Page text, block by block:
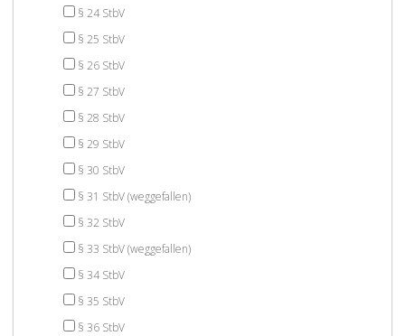
§ 24 StbV
§ 25 StbV
§ 26 StbV
§ 27 StbV
§ 28 StbV
§ 29 StbV
§ 30 StbV
§ 31 StbV (weggefallen)
§ 32 StbV
§ 33 StbV (weggefallen)
§ 34 StbV
§ 35 StbV
§ 36 StbV